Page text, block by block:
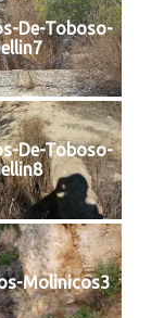
De-Toboso-
De-Toboso-
Molinicos3